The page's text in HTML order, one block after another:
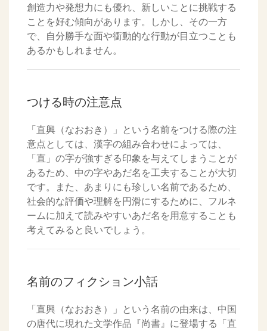
創造力や発想力にも優れ、新しいことに挑戦する
ことを好む傾向があります。しかし、その一方
で、自分勝手な面や衝動的な行動が目立つことも
あるかもしれません。
つける時の注意点
「直興（なおおき）」という名前をつける際の注
意点としては、漢字の組み合わせによっては、
「直」の字が強すぎる印象を与えてしまうことが
あるため、中の字やあだ名を工夫することが大切
です。また、あまりにも珍しい名前であるため、
社会的な評価や理解を円滑にするために、フルネ
ームに加えて読みやすいあだ名を用意することも
考えてみると良いでしょう。
名前のフィクション小話
「直興（なおおき）」という名前の由来は、中国
の唐代に現れた文学作品『尚書』に登場する「直